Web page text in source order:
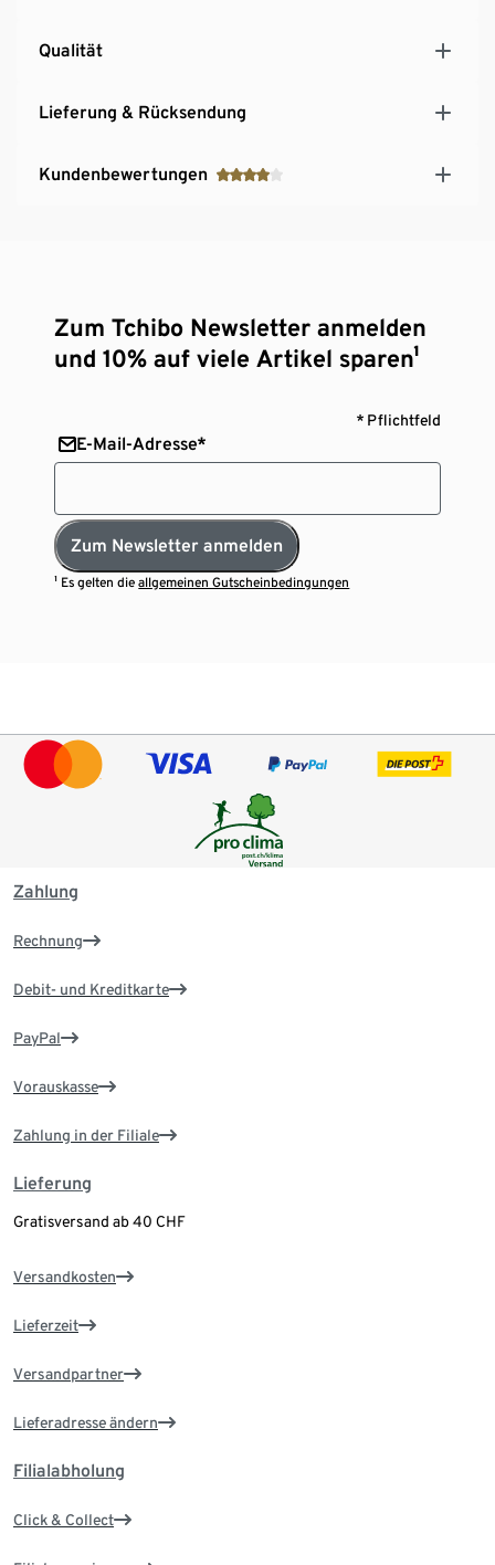
Qualität
Lieferung & Rücksendung
Kundenbewertungen
Zum Tchibo Newsletter anmelden
und 10% auf viele Artikel sparen¹
* Pflichtfeld
E-Mail-Adresse*
Zum Newsletter anmelden
¹ Es gelten dieallgemeinen Gutscheinbedingungen
Zahlung
Rechnung
Debit- und Kreditkarte
PayPal
Vorauskasse
Zahlung in der Filiale
Lieferung
Gratisversand ab 40 CHF
Versandkosten
Lieferzeit
Versandpartner
Lieferadresse ändern
Filialabholung
Click & Collect